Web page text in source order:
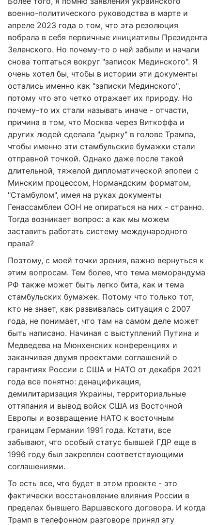
военно-политического руководства в марте и
апреле 2023 года о том, что эта резолюция
вобрала в себя первичные инициативы Президента
Зеленского. Но почему-то о ней забыли и начали
снова топтаться вокруг "записок Мединского". Я
очень хотел бы, чтобы в истории эти документы
остались именно как "записки Мединского",
потому что это четко отражает их природу. Но
почему-то их стали называть иначе - отчасти,
причина в том, что Москва через Виткоффа и
других людей сделала "дырку" в голове Трампа,
чтобы именно эти стамбульские бумажки стали
отправной точкой. Однако даже после такой
длительной, тяжелой дипломатической эпопеи с
Минским процессом, Нормандским форматом,
"Стамбулом", имея на руках документы
Генассамблеи ООН не опираться на них - странно.
Тогда возникает вопрос: а как мы можем
заставить работать систему международного
права?
Поэтому, с моей точки зрения, важно вернуться к
этим вопросам. Тем более, что тема меморандума
РФ также может быть легко бита, как и тема
стамбульских бумажек. Потому что только тот,
кто не знает, как развивалась ситуация с 2007
года, не понимает, что там на самом деле может
быть написано. Начиная с выступлений Путина и
Медведева на Мюнхенских конференциях и
заканчивая двумя проектами соглашений о
гарантиях России с США и НАТО от декабря 2021
года все понятно: денацификация,
демилитаризация Украины, территориальные
оттяпания и вывод войск США из Восточной
Европы и возвращение НАТО к восточным
границам Германии 1991 года. Кстати, все
забывают, что особый статус бывшей ГДР еще в
1996 году был закреплен соответствующими
соглашениями.
То есть все, что будет в этом проекте - это
фактически восстановление влияния России в
пределах бывшего Варшавского договора. И когда
Трамп в телефонном разговоре принял эту